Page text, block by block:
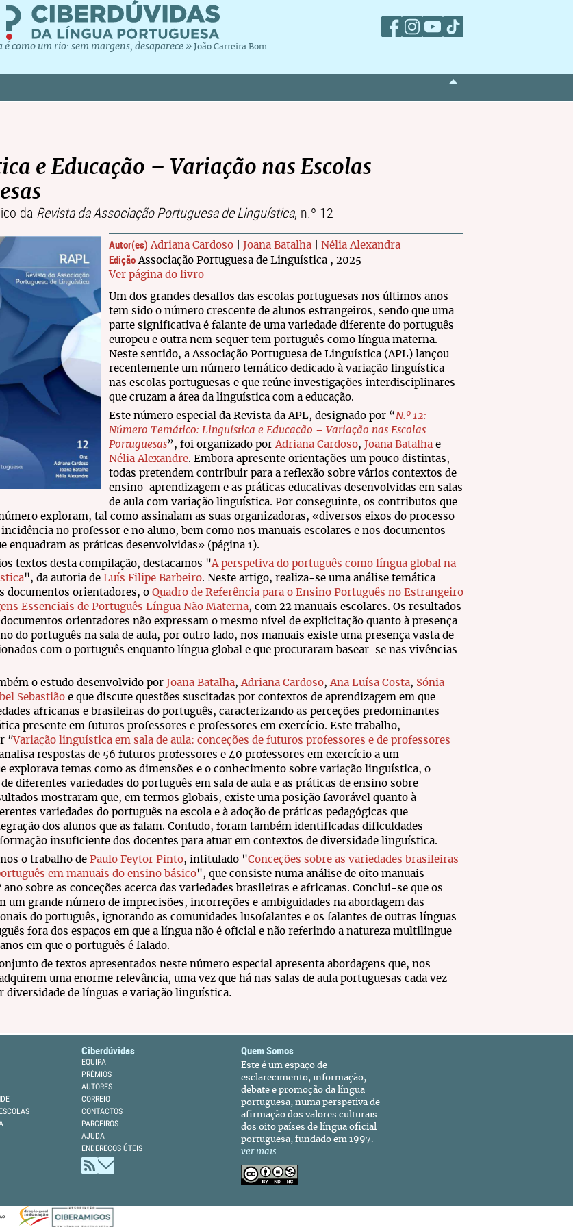
é como um rio: sem margens, desaparece.» João Carreira Bom
e Educação – Variação nas Escolas
da Revista da Associação Portuguesa de Linguística, n.º 12
Autor(es) Adriana Cardoso Joana Batalha Nélia Alexandra
Edição Associação Portuguesa de Linguística , 2025
Ver página do livro
Um dos grandes desafios das escolas portuguesas nos últimos anos
tem sido o número crescente de alunos estrangeiros, sendo que uma
parte significativa é falante de uma variedade diferente do português
europeu e outra nem sequer tem português como língua materna.
Neste sentido, a Associação Portuguesa de Linguística (APL) lançou
recentemente um número temático dedicado à variação linguística
nas escolas portuguesas e que reúne investigações interdisciplinares
que cruzam a área da linguística com a educação.
Este número especial da Revista da APL, designado por “N.º 12:
Número Temático: Linguística e Educação – Variação nas Escolas
Portuguesas”, foi organizado porAdriana Cardoso, Joana Batalha e
Nélia Alexandre. Embora apresente orientações um pouco distintas,
todas pretendem contribuir para a reflexão sobre vários contextos de
ensino-aprendizagem e as práticas educativas desenvolvidas em salas
de aula com variação linguística. Por conseguinte, os contributos que
exploram, tal como assinalam as suas organizadoras, «diversos eixos do processo
no professor e no aluno, bem como nos manuais escolares e nos documentos
enquadram as práticas desenvolvidas» (página 1).
textos desta compilação, destacamos "A perspetiva do português como língua global na
", da autoria de Luís Filipe Barbeiro. Neste artigo, realiza-se uma análise temática
documentos orientadores, o Quadro de Referência para o Ensino Português no Estrangeiro
Essenciais de Português Língua Não Materna, com 22 manuais escolares. Os resultados
orientadores não expressam o mesmo nível de explicitação quanto à presença
do português na sala de aula, por outro lado, nos manuais existe uma presença vasta de
com o português enquanto língua global e que procuraram basear-se nas vivências
o estudo desenvolvido por Joana Batalha,Adriana Cardoso,Ana Luísa Costa, Sónia
Sebastião e que discute questões suscitadas por contextos de aprendizagem em que
africanas e brasileiras do português, caracterizando as perceções predominantes
presente em futuros professores e professores em exercício. Este trabalho,
"Variação linguística em sala de aula: conceções de futuros professores e de professores
respostas de 56 futuros professores e 40 professores em exercício a um
explorava temas como as dimensões e o conhecimento sobre variação linguística, o
diferentes variedades do português em sala de aula e as práticas de ensino sobre
mostraram que, em termos globais, existe uma posição favorável quanto à
variedades do português na escola e à adoção de práticas pedagógicas que
dos alunos que as falam. Contudo, foram também identificadas dificuldades
insuficiente dos docentes para atuar em contextos de diversidade linguística.
o trabalho de Paulo Feytor Pinto, intitulado "Conceções sobre as variedades brasileiras
em manuais do ensino básico", que consiste numa análise de oito manuais
ano sobre as conceções acerca das variedades brasileiras e africanas. Conclui-se que os
um grande número de imprecisões, incorreções e ambiguidades na abordagem das
do português, ignorando as comunidades lusofalantes e os falantes de outras línguas
fora dos espaços em que a língua não é oficial e não referindo a natureza multilingue
em que o português é falado.
de textos apresentados neste número especial apresenta abordagens que, nos
uma enorme relevância, uma vez que há nas salas de aula portuguesas cada vez
diversidade de línguas e variação linguística.
Ciberdúvidas
EQUIPA
PRÉMIOS
AUTORES
CORREIO
CONTACTOS
PARCEIROS
AJUDA
ENDEREÇOS ÚTEIS
Quem Somos
Este é um espaço de
esclarecimento, informação,
debate e promoção da língua
portuguesa, numa perspetiva de
afirmação dos valores culturais
dos oito países de língua oficial
portuguesa, fundado em 1997.
ver mais